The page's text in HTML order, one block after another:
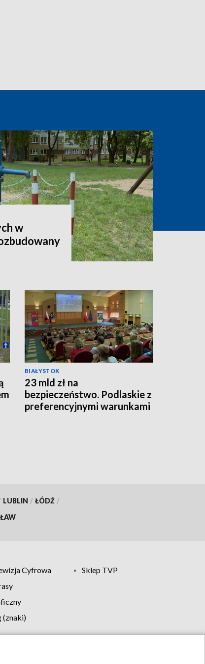
w
BIAŁYSTOK
23 mld zł na
bezpieczeństwo. Podlaskie z
preferencyjnymi warunkami
LUBLIN / ŁÓDŹ /
Cyfrowa
Sklep TVP
(znaki)